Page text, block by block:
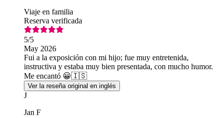
Viaje en familia
Reserva verificada
5/5
May 2026
Fui a la exposición con mi hijo; fue muy entretenida,
instructiva y estaba muy bien presentada, con mucho humor.
Me encantó 😀🇮🇸
Ver la reseña original en inglés
J
Jan F